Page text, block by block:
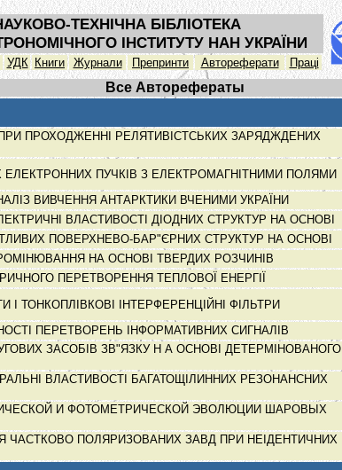
ТЕХНІЧНА БІБЛІОТЕКА
ІНСТИТУТУ НАН УКРАЇНИ
УДК Книги Журнали Препринти Автореферати Праці
Все Авторефераты
ПРОХОДЖЕННІ РЕЛЯТИВІСТСЬКИХ ЗАРЯДЖДЕНИХ
ЕЛЕКТРОННИХ ПУЧКІВ З ЕЛЕКТРОМАГНІТНИМИ ПОЛЯМИ
ВИВЧЕННЯ АНТАРКТИКИ ВЧЕНИМИ УКРАЇНИ
ВЛАСТИВОСТІ ДІОДНИХ СТРУКТУР НА ОСНОВІ
ПОВЕРХНЕВО-БАР"ЄРНИХ СТРУКТУР НА ОСНОВІ
НА ОСНОВІ ТВЕРДИХ РОЗЧИНІВ
ПЕРЕТВОРЕННЯ ТЕПЛОВОЇ ЕНЕРГІЇ
І ТОНКОПЛІВКОВІ ІНТЕРФЕРЕНЦІЙНІ ФІЛЬТРИ
ПЕРЕТВОРЕНЬ ІНФОРМАТИВНИХ СИГНАЛІВ
ЗАСОБІВ ЗВ"ЯЗКУ Н А ОСНОВІ ДЕТЕРМІНОВАНОГО
ВЛАСТИВОСТІ БАГАТОЩІЛИННИХ РЕЗОНАНСНИХ
И ФОТОМЕТРИЧЕСКОЙ ЭВОЛЮЦИИ ШАРОВЫХ
ЧАСТКОВО ПОЛЯРИЗОВАНИХ ЗАВД ПРИ НЕІДЕНТИЧНИХ